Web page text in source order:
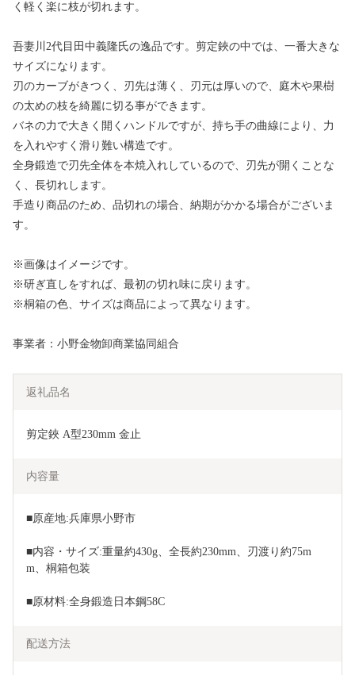
く軽く楽に枝が切れます。
吾妻川2代目田中義隆氏の逸品です。剪定鋏の中では、一番大きな
サイズになります。
刃のカーブがきつく、刃先は薄く、刃元は厚いので、庭木や果樹
の太めの枝を綺麗に切る事ができます。
バネの力で大きく開くハンドルですが、持ち手の曲線により、力
を入れやすく滑り難い構造です。
全身鍛造で刃先全体を本焼入れしているので、刃先が開くことな
く、長切れします。
手造り商品のため、品切れの場合、納期がかかる場合がございま
す。
※画像はイメージです。
※研ぎ直しをすれば、最初の切れ味に戻ります。
※桐箱の色、サイズは商品によって異なります。
事業者：小野金物卸商業協同組合
返礼品名
剪定鋏 A型230mm 金止
内容量
■原産地:兵庫県小野市
■内容・サイズ:重量約430g、全長約230mm、刃渡り約75m
m、桐箱包装
■原材料:全身鍛造日本鋼58C
配送方法